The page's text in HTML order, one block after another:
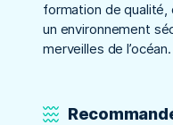
formation de
un environnement
merveilles de l’océan.